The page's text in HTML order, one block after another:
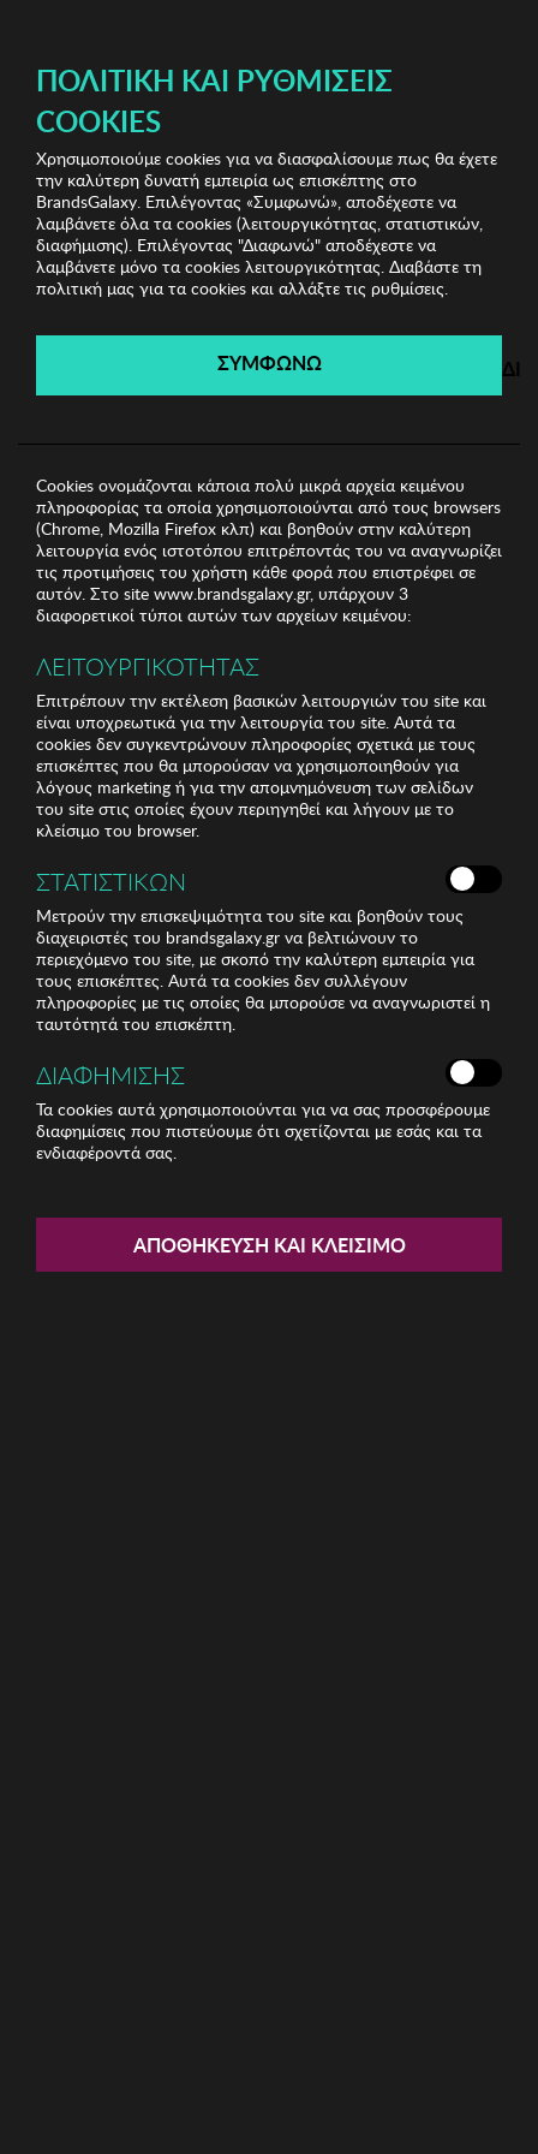
Home Accessories Είδη σπιτιού
Κεραμικό Μπολ Zsa
Zsa Zsu
Home Accessories
Λήγει σε: 00ημέρες | 00ώρες 00λεπτά 00δευτ.
Κεραμικό Μπολ Zsa Zsa Zsu
ΠΟΛΙΤΙΚΉ ΚΑΙ ΡΥΘΜΊΣΕΙΣ
COOKIES
Χρησιμοποιούμε cookies για να διασφαλίσουμε πως θα έχετε
την καλύτερη δυνατή εμπειρία ως επισκέπτης στο
BrandsGalaxy. Επιλέγοντας «Συμφωνώ», αποδέχεστε να
λαμβάνετε όλα τα cookies (λειτουργικότητας, στατιστικών,
διαφήμισης). Επιλέγοντας "Διαφωνώ" αποδέχεστε να
λαμβάνετε μόνο τα cookies λειτουργικότητας. Διαβάστε τη
πολιτική μας για τα cookies και αλλάξτε τις ρυθμίσεις.
ΣΥΜΦΩΝΩ
Cookies ονομάζονται κάποια πολύ μικρά αρχεία κειμένου
πληροφορίας τα οποία χρησιμοποιούνται από τους browsers
(Chrome, Mozilla Firefox κλπ) και βοηθούν στην καλύτερη
λειτουργία ενός ιστοτόπου επιτρέποντάς του να αναγνωρίζει
τις προτιμήσεις του χρήστη κάθε φορά που επιστρέφει σε
αυτόν. Στο site www.brandsgalaxy.gr, υπάρχουν 3
διαφορετικοί τύποι αυτών των αρχείων κειμένου:
ΛΕΙΤΟΥΡΓΙΚΟΤΗΤΑΣ
Επιτρέπουν την εκτέλεση βασικών λειτουργιών του site και
είναι υποχρεωτικά για την λειτουργία του site. Αυτά τα
cookies δεν συγκεντρώνουν πληροφορίες σχετικά με τους
επισκέπτες που θα μπορούσαν να χρησιμοποιηθούν για
λόγους marketing ή για την απομνημόνευση των σελίδων
του site στις οποίες έχουν περιηγηθεί και λήγουν με το
κλείσιμο του browser.
ΣΤΑΤΙΣΤΙΚΩΝ
Μετρούν την επισκεψιμότητα του site και βοηθούν τους
διαχειριστές του brandsgalaxy.gr να βελτιώνουν το
περιεχόμενο του site, με σκοπό την καλύτερη εμπειρία για
τους επισκέπτες. Αυτά τα cookies δεν συλλέγουν
πληροφορίες με τις οποίες θα μπορούσε να αναγνωριστεί η
ταυτότητά του επισκέπτη.
ΔΙΑΦΗΜΙΣΗΣ
Τα cookies αυτά χρησιμοποιούνται για να σας προσφέρουμε
διαφημίσεις που πιστεύουμε ότι σχετίζονται με εσάς και τα
ενδιαφέροντά σας.
ΑΠΟΘΉΚΕΥΣΗ ΚΑΙ ΚΛΕΊΣΙΜΟ